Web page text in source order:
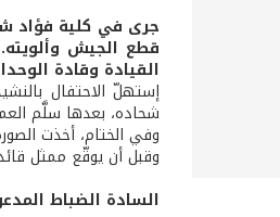
قطع الجيش
القيادة وقادة
إستهلّ الاحتفال
شحاده، بعدها سلَّم
وفي الختام، أخذت
وقبل أن يوقّع ممثل
السادة الضباط